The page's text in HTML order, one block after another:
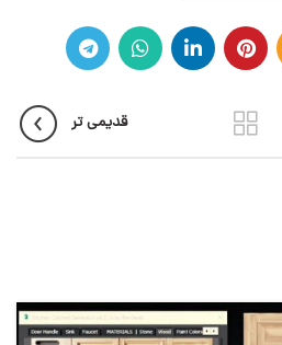
قدیمی تر